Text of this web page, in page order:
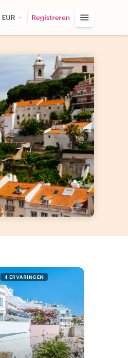
EUR Registreren
4 ERVARINGEN